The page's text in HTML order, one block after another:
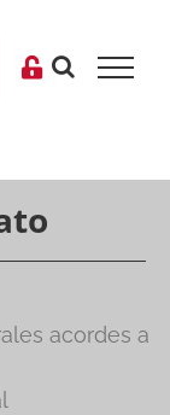
acordes a